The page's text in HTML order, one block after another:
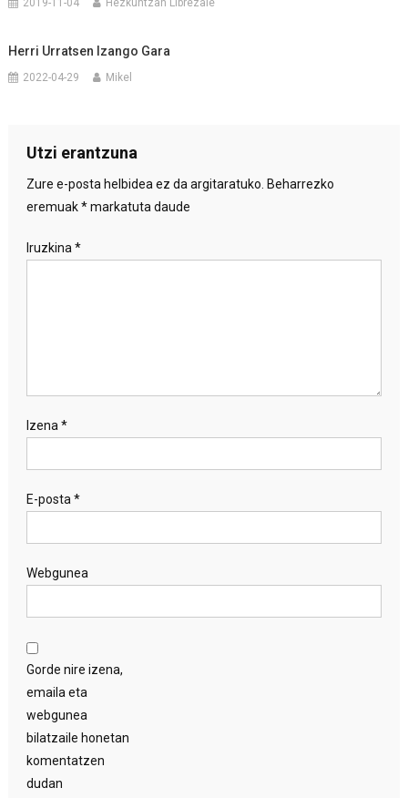
2019-11-04 Hezkuntzan Librezale
Herri Urratsen Izango Gara
2022-04-29 Mikel
Utzi erantzuna
Zure e-posta helbidea ez da argitaratuko. Beharrezko
eremuak*markatuta daude
Iruzkina*
Izena*
E-posta*
Webgunea
Gorde nire izena,
emaila eta
webgunea
bilatzaile honetan
komentatzen
dudan